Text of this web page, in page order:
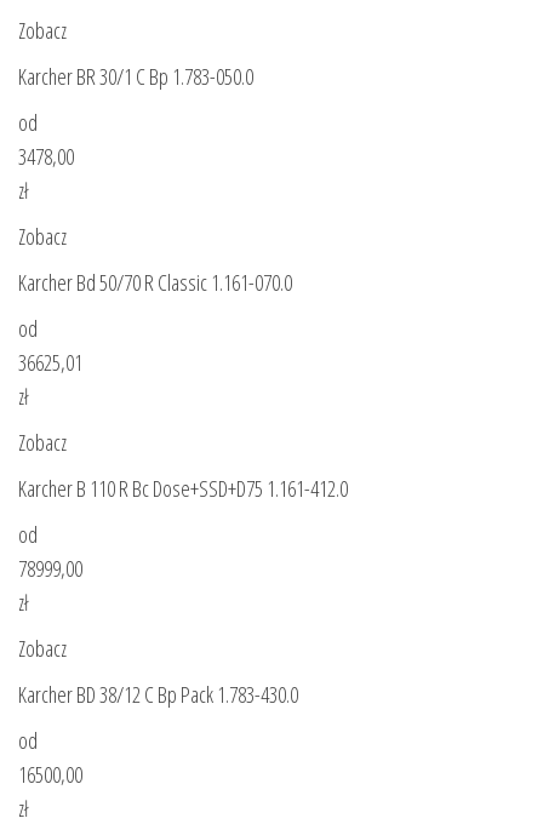
Zobacz
Karcher BR 30/1 C Bp 1.783-050.0
od
3478,00
zł
Zobacz
Karcher Bd 50/70 R Classic 1.161-070.0
od
36625,01
zł
Zobacz
Karcher B 110 R Bc Dose+SSD+D75 1.161-412.0
od
78999,00
zł
Zobacz
Karcher BD 38/12 C Bp Pack 1.783-430.0
od
16500,00
zł